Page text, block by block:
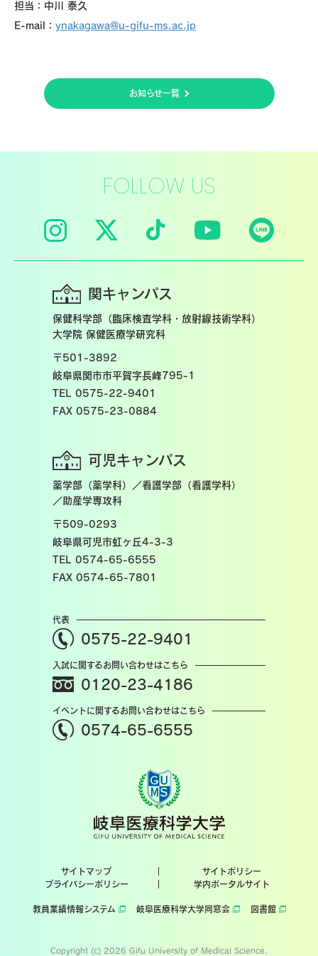
担当：中川 泰久
E-mail： ynakagawa@u-gifu-ms.ac.jp
お知らせ一覧
FOLLOW US
関キャンパス
保健科学部（臨床検査学科・放射線技術学科）
大学院 保健医療学研究科
〒501-3892
岐阜県関市市平賀字長峰795-1
TEL 0575-22-9401
FAX 0575-23-0884
可児キャンパス
薬学部（薬学科）／看護学部（看護学科）
／助産学専攻科
〒509-0293
岐阜県可児市虹ヶ丘4-3-3
TEL 0574-65-6555
FAX 0574-65-7801
代表
0575-22-9401
入試に関するお問い合わせはこちら
0120-23-4186
イベントに関するお問い合わせはこちら
0574-65-6555
サイトマップ
サイトポリシー
プライバシーポリシー
学内ポータルサイト
教員業績情報システム 岐阜医療科学大学同窓会 図書館
Copyright (c) 2026 Gifu University of Medical Science.